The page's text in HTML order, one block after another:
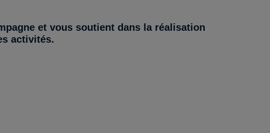
et vous soutient dans la réalisation
activités.